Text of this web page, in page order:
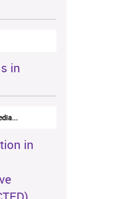
in
in